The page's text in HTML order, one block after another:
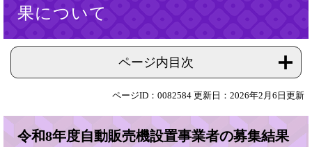
果について
ページ内目次
ページID：0082584 更新日：2026年2月6日更新
令和8年度自動販売機設置事業者の募集結果